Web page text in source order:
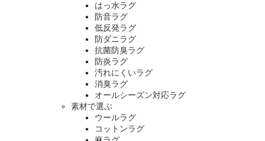
はっ水ラグ
防音ラグ
低反発ラグ
防ダニラグ
抗菌防臭ラグ
防炎ラグ
汚れにくいラグ
消臭ラグ
オールシーズン対応ラグ
素材で選ぶ
ウールラグ
コットンラグ